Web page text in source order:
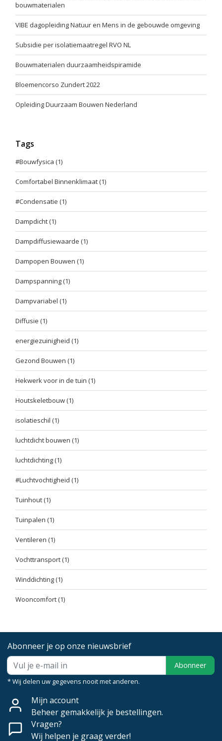
bouwmaterialen
VIBE dagopleiding Natuur en Mens in de gebouwde omgeving
Subsidie per isolatiemaatregel RVO NL
Bouwmaterialen duurzaamheidspiramide
Bloemencorso Zundert 2022
Opleiding Duurzaam Bouwen Nederland
Tags
#Bouwfysica (1)
Comfortabel Binnenklimaat(1)
#Condensatie (1)
Dampdicht(1)
Dampdiffusiewaarde (1)
Dampopen Bouwen (1)
Dampspanning(1)
Dampvariabel (1)
Diffusie (1)
energiezuinigheid (1)
Gezond Bouwen (1)
Hekwerk voor in de tuin (1)
Houtskeletbouw(1)
isolatieschil (1)
luchtdicht bouwen (1)
luchtdichting(1)
#Luchtvochtigheid (1)
Tuinhout(1)
Tuinpalen (1)
Ventileren (1)
Vochttransport(1)
Winddichting(1)
Wooncomfort(1)
Abonneer je op onze nieuwsbrief
Abonneer
* Wij delen uw gegevens nooit met anderen.
Mijn account
Beheer gemakkelijk je bestellingen.
Vragen?
Wij helpen je graag verder!